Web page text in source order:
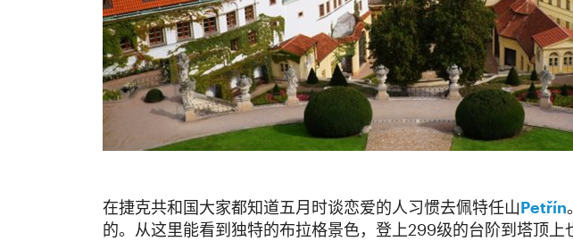
在捷克共和国大家都知道五月时谈恋爱的人习惯去佩特任山Petřín
的。从这里能看到独特的布拉格景色，登上299级的台阶到塔顶